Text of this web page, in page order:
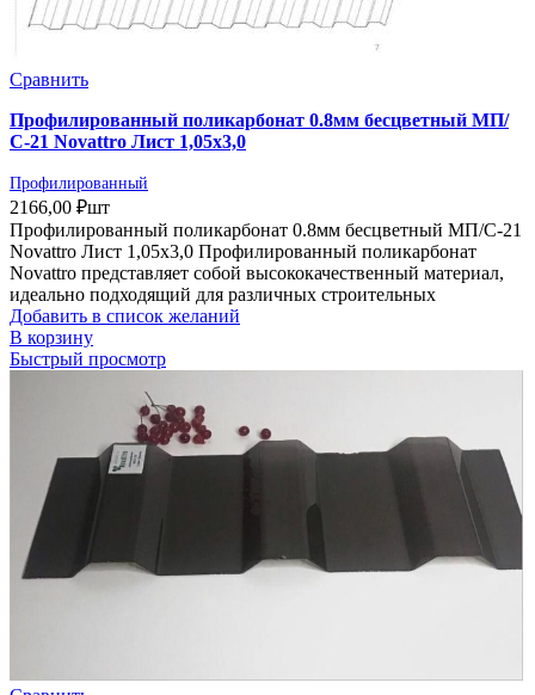
Сравнить
Профилированный поликарбонат 0.8мм бесцветный МП/
С-21 Novattro Лист 1,05х3,0
Профилированный
2166,00 ₽шт
Профилированный поликарбонат 0.8мм бесцветный МП/С-21
Novattro Лист 1,05х3,0 Профилированный поликарбонат
Novattro представляет собой высококачественный материал,
идеально подходящий для различных строительных
Добавить в список желаний
В корзину
Быстрый просмотр